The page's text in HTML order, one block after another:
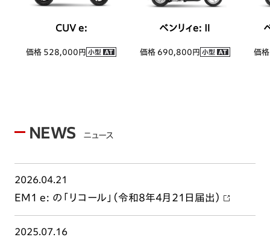
CUV e:
価格 528,000円
ベンリィe: Ⅱ
価格 690,800円 価
NEWS ニュース
2026.04.21
EM1 e: の「リコール」（令和8年4月21日届出）
2025.07.16